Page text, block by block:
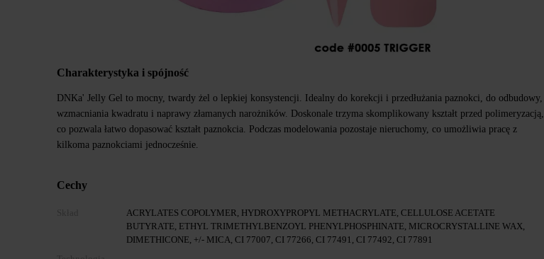
Charakterystyka i spójność
DNKa' Jelly Gel to mocny, twardy żel o lepkiej konsystencji. Idealny do korekcji i przedłużania paznokci, do odbudowy,
wzmacniania kwadratu i naprawy złamanych narożników. Doskonale trzyma skomplikowany kształt przed polimeryzacją,
co pozwala łatwo dopasować kształt paznokcia. Podczas modelowania pozostaje nieruchomy, co umożliwia pracę z
kilkoma paznokciami jednocześnie.
Cechy
ACRYLATES COPOLYMER, HYDROXYPROPYL METHACRYLATE, CELLULOSE ACETATE
BUTYRATE, ETHYL TRIMETHYLBENZOYL PHENYLPHOSPHINATE, MICROCRYSTALLINE WAX,
DIMETHICONE, +/- MICA, CI 77007, CI 77266, CI 77491, CI 77492, CI 77891